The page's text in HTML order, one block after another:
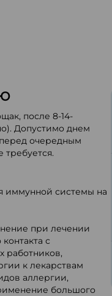
после 8-14-
Допустимо днем
очередным
иммунной системы на
при лечении
с
работников,
к лекарствам
аллергии,
большого